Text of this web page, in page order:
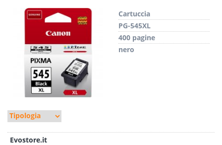
Cartuccia
PG-545XL
400 pagine
nero
Evostore.it